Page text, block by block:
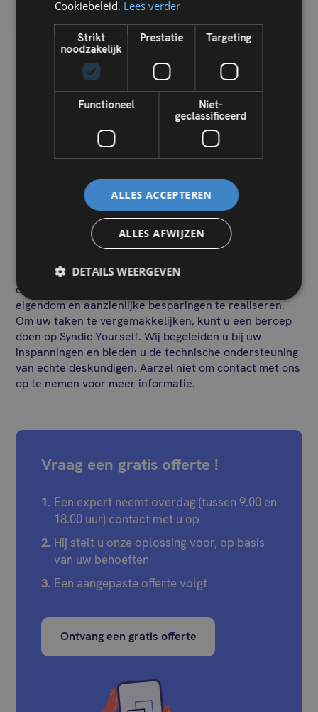
Ook moet de mede-eigenaar zorgen voor alle juridische
en administratieve procedures gelinkt aan de mede-
eigendom. Deze taken vertegenwoordigen een grote
verantwoordelijkheid en vereisen een zekere
deskundigheid.
Hiervoor kan men zich laten bijstaan door een platform
dat vrijwillige syndici ondersteund zoals Syndic
Yourself. Door u bij te staan in alle aspecten van het
beheer (boekhoudkundig, technisch, juridisch,
administratief, enz.) stellen wij u in staat uw mede-
eigendom heel efficiënt te beheren.
Vrijwillige syndicus worden is een uitstekende manier
om deel te nemen aan het beheer van uw mede-
eigendom en aanzienlijke besparingen te realiseren.
Om uw taken te vergemakkelijken, kunt u een beroep
doen op Syndic Yourself. Wij begeleiden u bij uw
inspanningen en bieden u de technische ondersteuning
van echte deskundigen. Aarzel niet om contact met ons
op te nemen voor meer informatie.
Vraag een gratis offerte !
Een expert neemt overdag (tussen 9.00 en
18.00 uur) contact met u op
Hij stelt u onze oplossing voor, op basis
van uw behoeften
Een aangepaste offerte volgt
Ontvang een gratis offerte
Cookiebeleid. Lees verder
Strikt
noodzakelijk
Prestatie Targeting
Functioneel
Niet-
geclassificeerd
ALLES ACCEPTEREN
ALLES AFWIJZEN
DETAILS WEERGEVEN